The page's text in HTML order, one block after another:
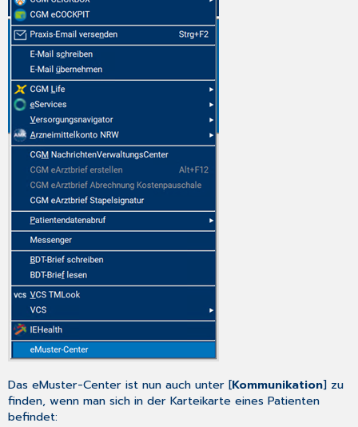
Das eMuster-Center ist nun auch unter [Kommunikation] zu
finden, wenn man sich in der Karteikarte eines Patienten
befindet: